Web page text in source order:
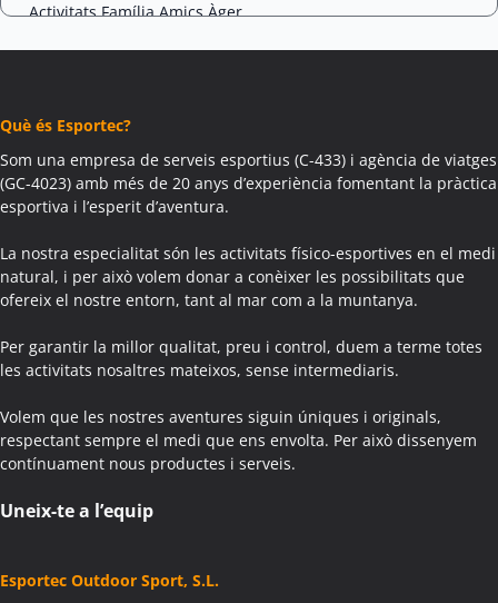
Activitats Família Amics Àger
Colònies Escolars Agramunt
Activitats Teambuilding Empreses Aguilar de Segarra
Activitats Família Amics Aguilar de Segarra
Colònies Escolars Aguilar de Segarra
Activitats Teambuilding Empreses Agullana
Activitats Família Amics Agullana
Colònies Escolars Agullana
Activitats Família Amics Aiguafreda
Activitats Teambuilding Empreses Aiguamúrcia
Activitats Família Amics Aiguamúrcia
Colònies Escolars Aiguamúrcia
Activitats Teambuilding Empreses Aiguaviva
Activitats Teambuilding Empreses Aín
Què és Esportec?
Som una empresa de serveis esportius (C-433) i agència de viatges
(GC-4023) amb més de 20 anys d’experiència fomentant la pràctica
esportiva i l’esperit d’aventura.
La nostra especialitat són les activitats físico-esportives en el medi
natural, i per això volem donar a conèixer les possibilitats que
ofereix el nostre entorn, tant al mar com a la muntanya.
Per garantir la millor qualitat, preu i control, duem a terme totes
les activitats nosaltres mateixos, sense intermediaris.
Volem que les nostres aventures siguin úniques i originals,
respectant sempre el medi que ens envolta. Per això dissenyem
contínuament nous productes i serveis.
Uneix-te a l’equip
Esportec Outdoor Sport, S.L.